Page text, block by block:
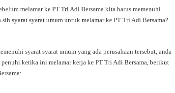
melamar ke PT Tri Adi Bersama kita harus memenuhi
syarat syarat umum untuk melamar ke PT Tri Adi Bersama?
syarat syarat umum yang ada perusahaan tersebut, anda
penuhi ketika ini melamar kerja ke PT Tri Adi Bersama, berikut